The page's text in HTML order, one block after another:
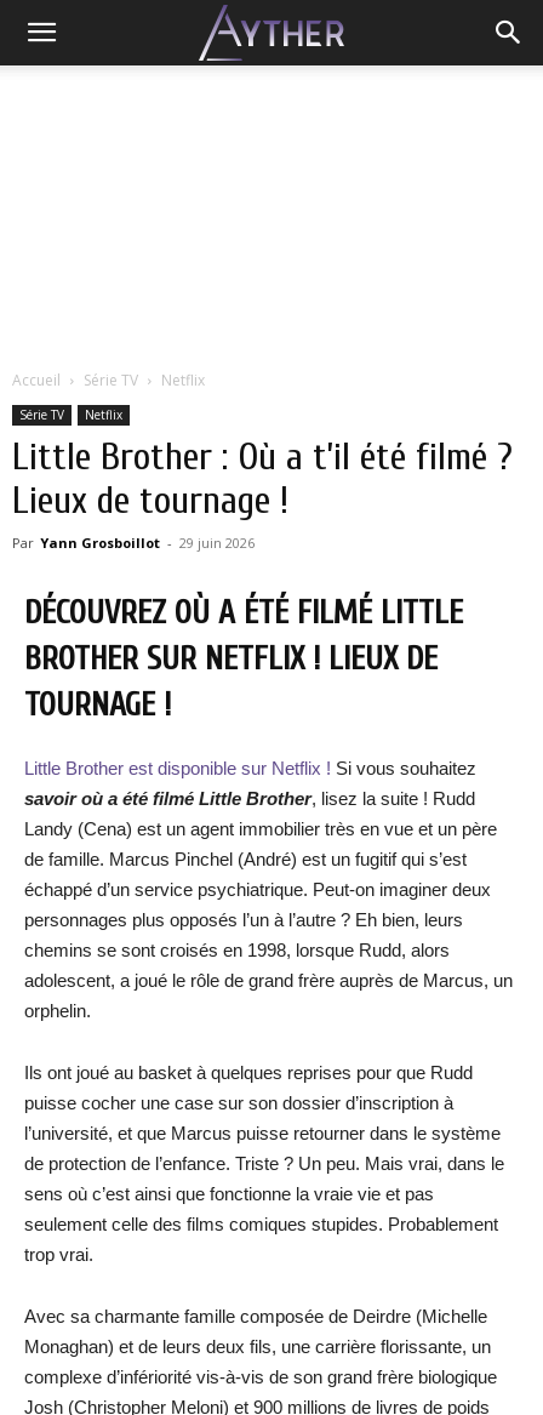
Accueil Série TV Netflix
Série TV Netflix
Little Brother : Où a t’il été filmé ?
Lieux de tournage !
Par Yann Grosboillot - 29 juin 2026
DÉCOUVREZ OÙ A ÉTÉ FILMÉ LITTLE
BROTHER SUR NETFLIX ! LIEUX DE
TOURNAGE !
Little Brother est disponible sur Netflix ! Si vous souhaitez
savoir où a été filmé Little Brother, lisez la suite ! Rudd
Landy (Cena) est un agent immobilier très en vue et un père
de famille. Marcus Pinchel (André) est un fugitif qui s’est
échappé d’un service psychiatrique. Peut-on imaginer deux
personnages plus opposés l’un à l’autre ? Eh bien, leurs
chemins se sont croisés en 1998, lorsque Rudd, alors
adolescent, a joué le rôle de grand frère auprès de Marcus, un
orphelin.
Ils ont joué au basket à quelques reprises pour que Rudd
puisse cocher une case sur son dossier d’inscription à
l’université, et que Marcus puisse retourner dans le système
de protection de l’enfance. Triste ? Un peu. Mais vrai, dans le
sens où c’est ainsi que fonctionne la vraie vie et pas
seulement celle des films comiques stupides. Probablement
trop vrai.
Avec sa charmante famille composée de Deirdre (Michelle
Monaghan) et de leurs deux fils, une carrière florissante, un
complexe d’infériorité vis-à-vis de son grand frère biologique
Josh (Christopher Meloni) et 900 millions de livres de poids